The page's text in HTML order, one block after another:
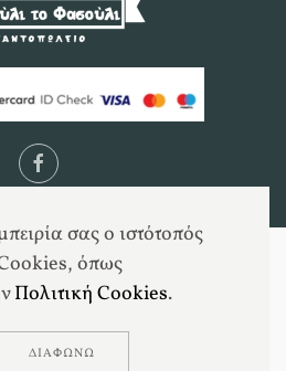
σας ο ιστότοπός
όπως
Πολιτική Cookies.
ΔΙΑΦΩΝΏ